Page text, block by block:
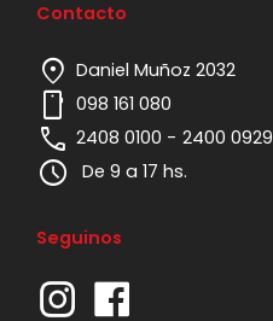
Contacto
location_on Daniel Muñoz 2032
mobile 098 161 080
phone 2408 0100 - 2400 0929
schedule De 9 a 17 hs.
Seguinos